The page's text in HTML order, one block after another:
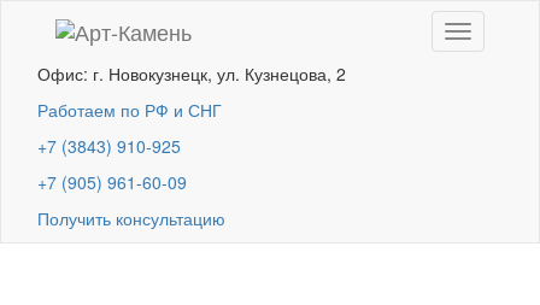
Toggle
navigation
Офис: г. Новокузнецк, ул. Кузнецова, 2
Работаем по РФ и СНГ
+7 (3843) 910-925
+7 (905) 961-60-09
Получить консультацию